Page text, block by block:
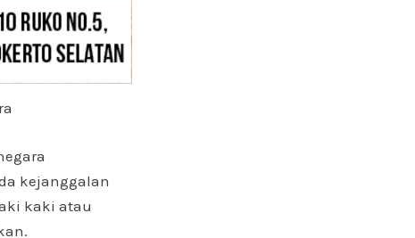
kejanggalan
kaki atau